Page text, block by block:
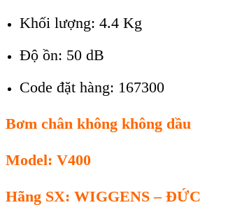
Khối lượng: 4.4 Kg
Độ ồn: 50 dB
Code đặt hàng: 167300
Bơm chân không không dầu
Model: V400
Hãng SX: WIGGENS – ĐỨC